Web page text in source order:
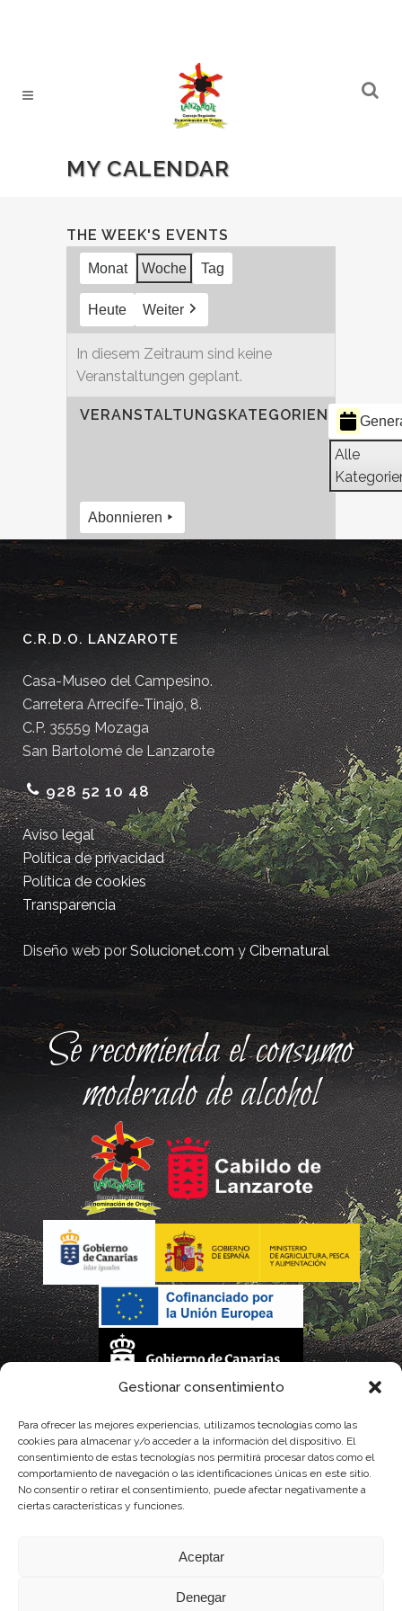
Gestionar consentimiento
Para ofrecer las mejores experiencias, utilizamos tecnologías como las
cookies para almacenar y/o acceder a la información del dispositivo. El
consentimiento de estas tecnologías nos permitirá procesar datos como el
comportamiento de navegación o las identificaciones únicas en este sitio.
No consentir o retirar el consentimiento, puede afectar negativamente a
ciertas características y funciones.
Aceptar
Denegar
MY CALENDAR
THE WEEK'S EVENTS
Monat Woche Tag
Heute Weiter
In diesem Zeitraum sind keine
Veranstaltungen geplant.
VERANSTALTUNGSKATEGORIEN
Alle
Abonnieren
C.R.D.O. LANZAROTE
Casa-Museo del Campesino.
Carretera Arrecife-Tinajo, 8.
C.P. 35559 Mozaga
San Bartolomé de Lanzarote
928 52 10 48
Aviso legal
Política de privacidad
Política de cookies
Transparencia
Diseño web porSolucionet.comyCibernatural
Se recomienda el consumo
moderado de alcohol
parcialmente, por el Gobierno de Canarias
con fondos provenientes del presupuesto de gastos del Instituto Canario de
Calidad Agroalimentaria